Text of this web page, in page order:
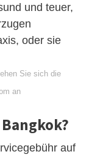
und teuer,
oder sie
Sie sich die
an
auf